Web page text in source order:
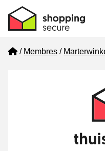
Home
Membres